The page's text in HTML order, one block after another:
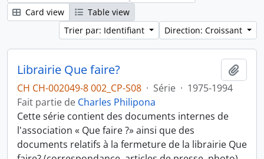
Card view
Table view
Trier par: Identifiant
Direction: Croissant
Librairie Que faire?
CH CH-002049-8 002_CP-S08 · Série · 1975-1994
Fait partie de Charles Philipona
Cette série contient des documents internes de
l'association « Que faire ?» ainsi que des
documents relatifs à la fermeture de la librairie Que